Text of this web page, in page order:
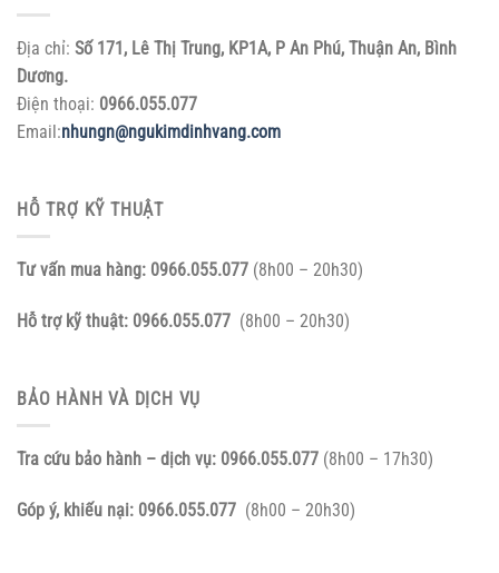
Địa chỉ: Số 171, Lê Thị Trung, KP1A, P An Phú, Thuận An, Bình
Dương.
Điện thoại: 0966.055.077
Email:nhungn@ngukimdinhvang.com
HỖ TRỢ KỸ THUẬT
Tư vấn mua hàng: 0966.055.077 (8h00 – 20h30)
Hỗ trợ kỹ thuật: 0966.055.077 (8h00 – 20h30)
BẢO HÀNH VÀ DỊCH VỤ
Tra cứu bảo hành – dịch vụ: 0966.055.077 (8h00 – 17h30)
Góp ý, khiếu nại: 0966.055.077 (8h00 – 20h30)